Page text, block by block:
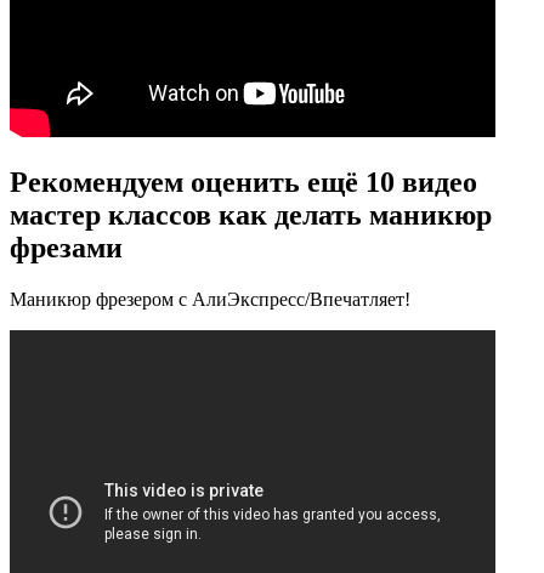
Рекомендуем оценить ещё 10 видео
мастер классов как делать маникюр
фрезами
Маникюр фрезером с АлиЭкспресс/Впечатляет!